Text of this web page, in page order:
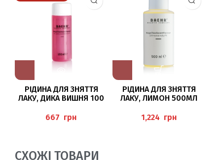
РІДИНА ДЛЯ ЗНЯТТЯ
ЛАКУ, ДИКА ВИШНЯ 100
грн
РІДИНА ДЛЯ ЗНЯТТЯ
ЛАКУ, ЛИМОН 500МЛ
ZITRONE” BAEHR
грн
СХОЖІ ТОВАРИ